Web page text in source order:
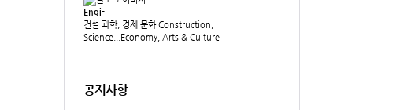
Engi-
건설 과학, 경제 문화 Construction,
Science...Economy, Arts & Culture
공지사항